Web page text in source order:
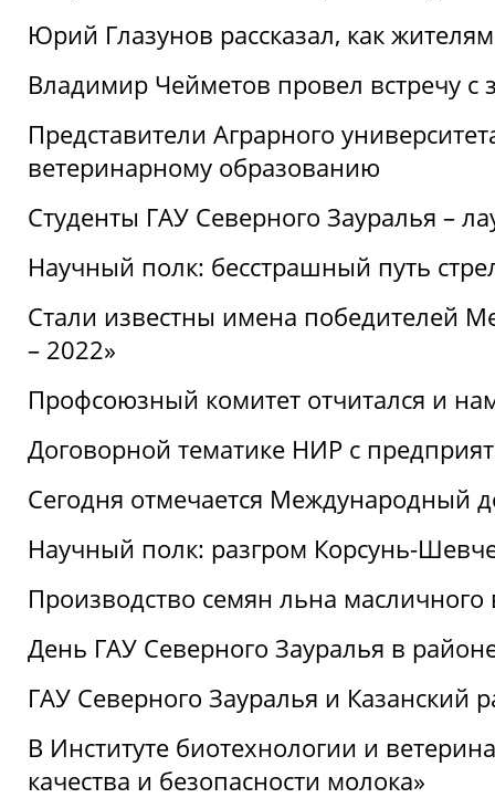
Юрий Глазунов рассказал, как
Владимир Чейметов провел встречу
Представители Аграрного
ветеринарному образованию
Студенты ГАУ Северного Зауралья –
Научный полк: бесстрашный путь
Стали известны имена победителей
– 2022»
Профсоюзный комитет отчитался и
Договорной тематике НИР с
Сегодня отмечается Международный
Научный полк: разгром Корсунь-
Производство семян льна
День ГАУ Северного Зауралья в
ГАУ Северного Зауралья и Казанский
В Институте биотехнологии и
качества и безопасности молока»